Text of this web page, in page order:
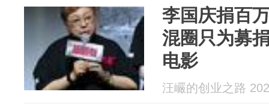
李国庆捐百
混圈只为募
电影
汪巗的创业之路